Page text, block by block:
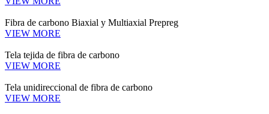
Fibra de carbono Biaxial y Multiaxial Prepreg
VIEW MORE
Tela tejida de fibra de carbono
VIEW MORE
Tela unidireccional de fibra de carbono
VIEW MORE